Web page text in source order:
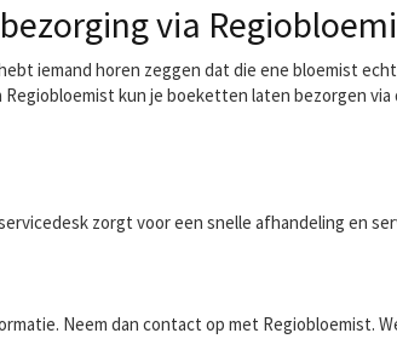
via
iemand horen zeggen dat die ene bloemist
kun je boeketten laten bezorgen
zorgt voor een snelle afhandeling en
Neem dan contact op met Regiobloemist.